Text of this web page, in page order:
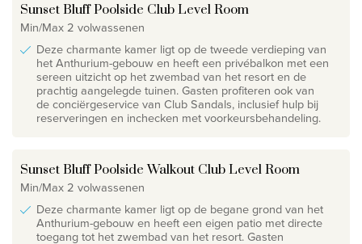
Sunset Bluff Poolside Club Level Room
Min/Max 2 volwassenen
Deze charmante kamer ligt op de tweede verdieping van
het Anthurium-gebouw en heeft een privébalkon met een
sereen uitzicht op het zwembad van het resort en de
prachtig aangelegde tuinen. Gasten profiteren ook van
de conciërgeservice van Club Sandals, inclusief hulp bij
reserveringen en inchecken met voorkeursbehandeling.
Sunset Bluff Poolside Walkout Club Level Room
Min/Max 2 volwassenen
Deze charmante kamer ligt op de begane grond van het
Anthurium-gebouw en heeft een eigen patio met directe
toegang tot het zwembad van het resort. Gasten